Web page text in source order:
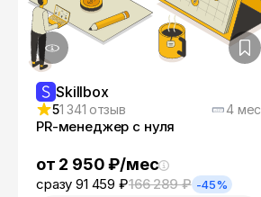
Skillbox
51 341 отзыв 4 мес
PR-менеджер с нуля
от 2 950 ₽/мес
сразу 91 459 ₽166 289 ₽ -45%